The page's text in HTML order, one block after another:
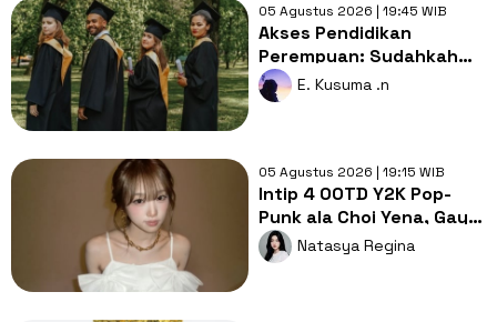
05 Agustus 2026 | 19:45 WIB
Akses Pendidikan
Perempuan: Sudahkah
Merdeka Belajar Benar-
benar Setara?
E. Kusuma .n
05 Agustus 2026 | 19:15 WIB
Intip 4 OOTD Y2K Pop-
Punk ala Choi Yena, Gaya
Lebih Cute dan Rebel!
Natasya Regina